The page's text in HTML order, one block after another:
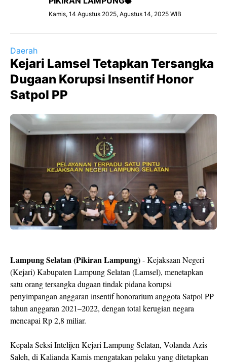
Kamis, 14 Agustus 2025, Agustus 14, 2025 WIB
Daerah
Kejari Lamsel Tetapkan Tersangka
Dugaan Korupsi Insentif Honor
Satpol PP
Lampung Selatan (Pikiran Lampung)- Kejaksaan Negeri
(Kejari) Kabupaten Lampung Selatan (Lamsel), menetapkan
satu orang tersangka dugaan tindak pidana korupsi
penyimpangan anggaran insentif honorarium anggota Satpol PP
tahun anggaran 2021–2022, dengan total kerugian negara
mencapai Rp 2,8 miliar.
Kepala Seksi Intelijen Kejari Lampung Selatan, Volanda Azis
Saleh, di Kalianda Kamis mengatakan pelaku yang ditetapkan